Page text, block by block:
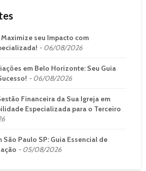
Maximize seu Impacto com
06/08/2026
em Belo Horizonte: Seu Guia
06/08/2026
Financeira da Sua Igreja em
Especializada para o Terceiro
São Paulo SP: Guia Essencial de
05/08/2026